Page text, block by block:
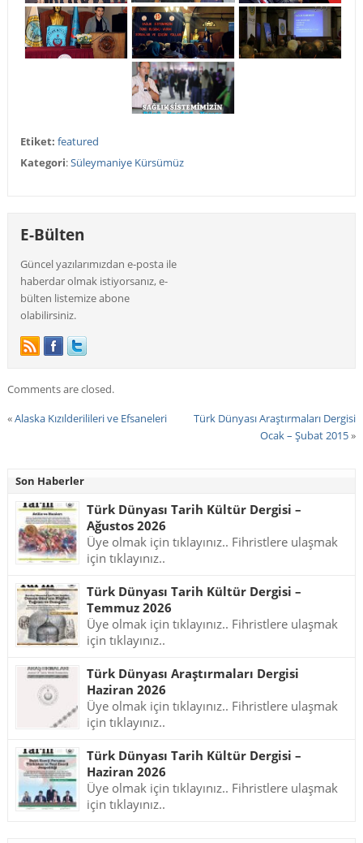
Etiket: featured
Kategori:Süleymaniye Kürsümüz
E-Bülten
Güncel yazılarımızdan e-posta ile
haberdar olmak istiyorsanız, e-
bülten listemize abone
olabilirsiniz.
Comments are closed.
«Alaska Kızılderilileri ve Efsaneleri
Türk Dünyası Araştırmaları Dergisi
Ocak – Şubat 2015»
Son Haberler
Türk Dünyası Tarih Kültür Dergisi –
Ağustos 2026
Üye olmak için tıklayınız.. Fihristlere ulaşmak
için tıklayınız..
Türk Dünyası Tarih Kültür Dergisi –
Temmuz 2026
Üye olmak için tıklayınız.. Fihristlere ulaşmak
için tıklayınız..
Türk Dünyası Araştırmaları Dergisi
Haziran 2026
Üye olmak için tıklayınız.. Fihristlere ulaşmak
için tıklayınız..
Türk Dünyası Tarih Kültür Dergisi –
Haziran 2026
Üye olmak için tıklayınız.. Fihristlere ulaşmak
için tıklayınız..